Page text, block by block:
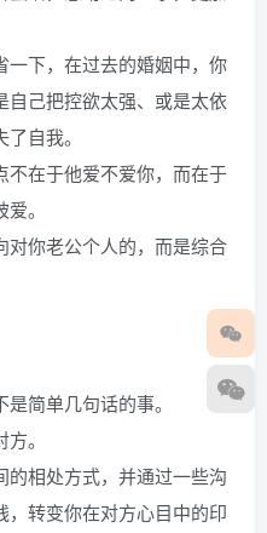
一下，在过去的婚姻中，你
自己把控欲太强、或是太依
自我。
不在于他爱不爱你，而在于
。
对你老公个人的，而是综合
简单几句话的事。
。
的相处方式，并通过一些沟
转变你在对方心目中的印